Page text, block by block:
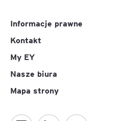
Informacje prawne
Kontakt
My EY
Nasze biura
Mapa strony